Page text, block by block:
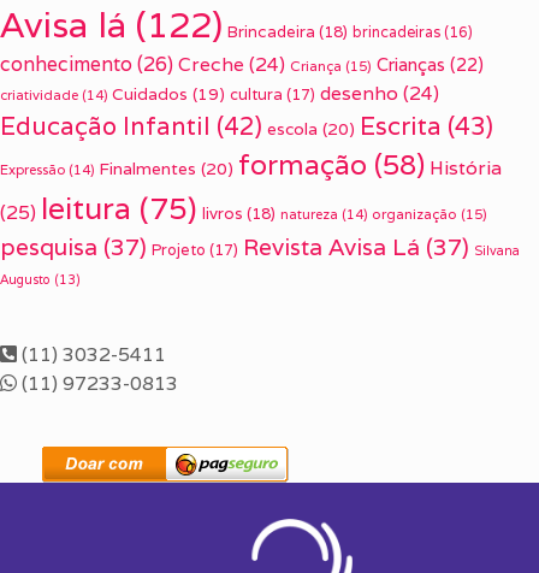
Avisa lá (122) Brincadeira (18) brincadeiras (16)
conhecimento(26) Creche (24) Criança (15) Crianças (22)
criatividade (14) Cuidados (19) cultura (17) desenho (24)
Educação Infantil (42) escola (20) Escrita (43)
Expressão (14) Finalmentes (20) formação (58) História
(25) leitura (75) livros (18) natureza (14) organização (15)
pesquisa (37) Projeto (17) Revista Avisa Lá (37) Silvana
Augusto (13)
(11) 3032-5411
(11) 97233-0813